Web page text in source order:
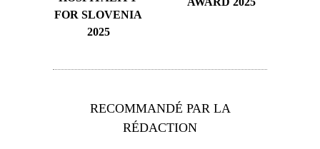
FOR SLOVENIA
2025
RECOMMANDÉ PAR LA
RÉDACTION